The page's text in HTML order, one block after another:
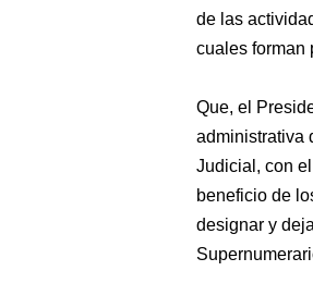
de las
cuales forman
Que, el
administrativa
Judicial, con
beneficio de
designar y